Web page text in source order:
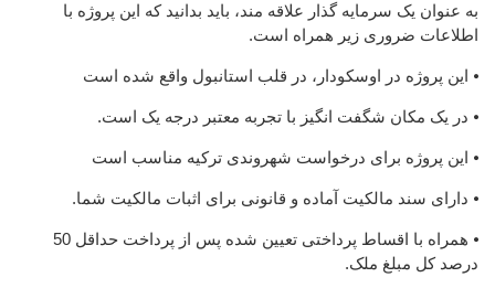
به عنوان یک سرمایه گذار علاقه مند، باید بدانید که این پروژه با
اطلاعات ضروری زیر همراه است.
⦁ این پروژه در اوسکودار، در قلب استانبول واقع شده است
⦁ در یک مکان شگفت انگیز با تجربه معتبر درجه یک است.
⦁ این پروژه برای درخواست شهروندی ترکیه مناسب است
⦁ دارای سند مالکیت آماده و قانونی برای اثبات مالکیت شما.
⦁ همراه با اقساط پرداختی تعیین شده پس از پرداخت حداقل 50
درصد کل مبلغ ملک.